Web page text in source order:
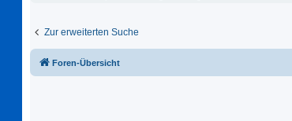
Zur erweiterten Suche
Foren-Übersicht